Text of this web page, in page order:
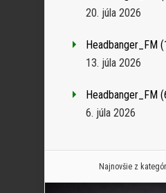
20. júla 2026
Headbanger_FM
13. júla 2026
Headbanger_FM
6. júla 2026
Najnovšie z